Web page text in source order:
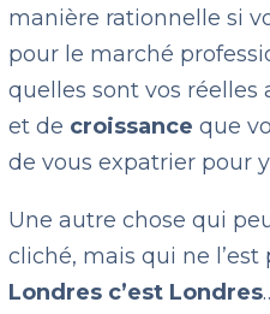
manière rationnelle si
pour le marché
quelles sont vos réelles
et de croissanceque
de vous expatrier pour
Une autre chose qui
cliché, mais qui ne l’est
Londres c’est Londres